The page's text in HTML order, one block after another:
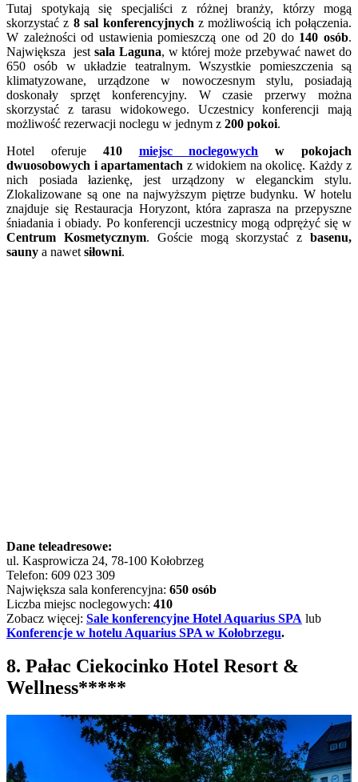
Tutaj spotykają się specjaliści z różnej branży, którzy mogą
skorzystać z 8 sal konferencyjnych z możliwością ich połączenia.
W zależności od ustawienia pomieszczą one od 20 do 140 osób.
Największa jest sala Laguna, w której może przebywać nawet do
650 osób w układzie teatralnym. Wszystkie pomieszczenia są
klimatyzowane, urządzone w nowoczesnym stylu, posiadają
doskonały sprzęt konferencyjny. W czasie przerwy można
skorzystać z tarasu widokowego. Uczestnicy konferencji mają
możliwość rezerwacji noclegu w jednym z 200 pokoi.
Hotel oferuje 410 miejsc noclegowych w pokojach
dwuosobowych i apartamentach z widokiem na okolicę. Każdy z
nich posiada łazienkę, jest urządzony w eleganckim stylu.
Zlokalizowane są one na najwyższym piętrze budynku. W hotelu
znajduje się Restauracja Horyzont, która zaprasza na przepyszne
śniadania i obiady. Po konferencji uczestnicy mogą odprężyć się w
Centrum Kosmetycznym. Goście mogą skorzystać zbasenu,
sauny a nawet siłowni.
Dane teleadresowe:
ul. Kasprowicza 24, 78-100 Kołobrzeg
Telefon: 609 023 309
Największa sala konferencyjna: 650 osób
Liczba miejsc noclegowych: 410
Zobacz więcej: Sale konferencyjne Hotel Aquarius SPA lub
Konferencje w hotelu Aquarius SPA w Kołobrzegu.
8. Pałac Ciekocinko Hotel Resort &
Wellness*****